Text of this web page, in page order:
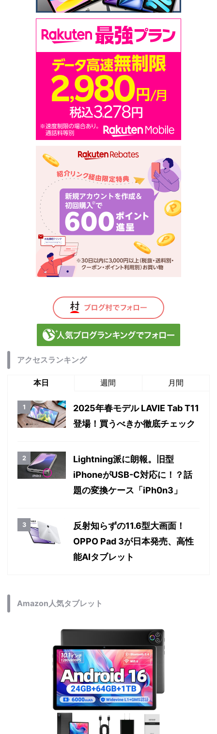
アクセスランキング
本日 週間 月間
2025年春モデル LAVIE Tab T11
登場！買うべきか徹底チェック
Lightning派に朗報。旧型
iPhoneがUSB-C対応に！？話
題の変換ケース「iPh0n3」
反射知らずの11.6型大画面！
OPPO Pad 3が日本発売、高性
能AIタブレット
Amazon人気タブレット